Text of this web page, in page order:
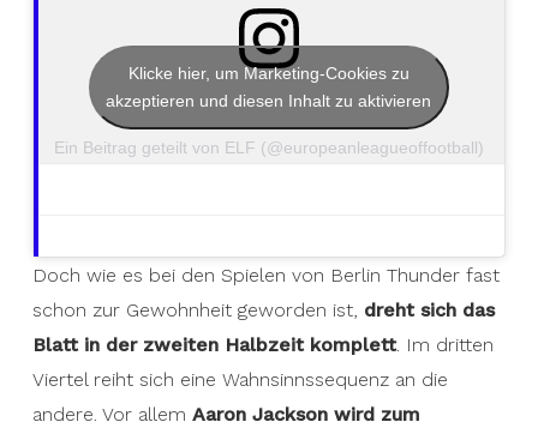
Ein Beitrag geteilt von ELF (@europeanleagueoffootball)
Klicke hier, um Marketing-Cookies zu
akzeptieren und diesen Inhalt zu aktivieren
Doch wie es bei den Spielen von Berlin Thunder fast
schon zur Gewohnheit geworden ist, dreht sich das
Blatt in der zweiten Halbzeit komplett. Im dritten
Viertel reiht sich eine Wahnsinnssequenz an die
andere. Vor allem Aaron Jackson wird zum